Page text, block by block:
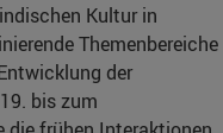
Kultur in
Themenbereiche
der
bis zum